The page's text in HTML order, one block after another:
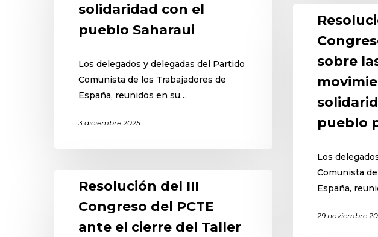
solidaridad con el
pueblo Saharaui
Los delegados y delegadas del Partido
Comunista de los Trabajadores de
España, reunidos en su…
3 diciembre 2025
sobre
pueblo
Los
Comunista
España,
29 noviembre
Resolución del III
Congreso del PCTE
ante el cierre del Taller